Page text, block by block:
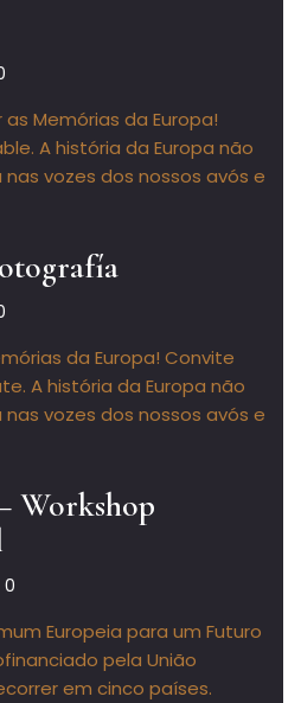
Memórias da Europa!
A história da Europa não
vozes dos nossos avós e
da Europa! Convite
A história da Europa não
vozes dos nossos avós e
Workshop
0
Europeia para um Futuro
pela União
em cinco países.